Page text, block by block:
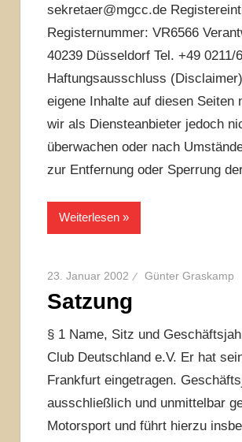
sekretaer@mgcc.de
Registernummer: VR6566
40239 Düsseldorf Tel. +49
Haftungsausschluss
eigene Inhalte auf diesen Seiten
wir als Diensteanbieter jedoch
überwachen oder nach
zur Entfernung oder Sperrung
Weiterlesen
23. Januar 2002 Günter Graskamp
Satzung
§ 1 Name, Sitz und
Club Deutschland e.V. Er hat
Frankfurt eingetragen.
ausschließlich und unmittelbar
Motorsport und führt hierzu